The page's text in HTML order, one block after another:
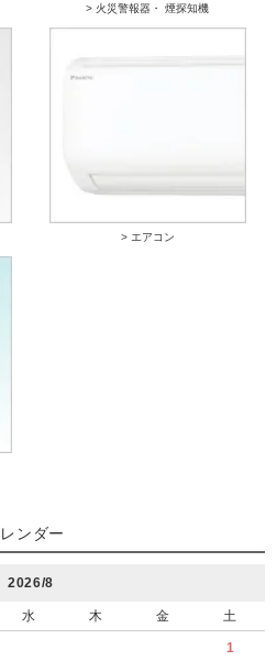
> 火災警報器・ 煙探知機
> エアコン
ンダー
2026/8
水 木 金 土
1